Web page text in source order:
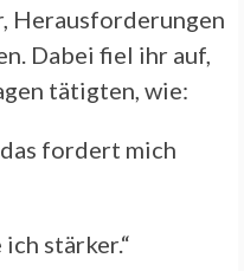
Herausforderungen
Dabei fiel ihr auf,
tätigten, wie:
fordert mich
stärker.“